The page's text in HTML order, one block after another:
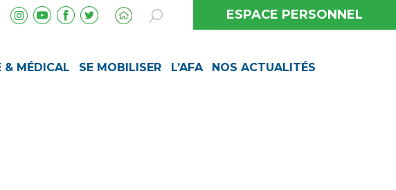
ESPACE PERSONNEL
& MÉDICAL SE MOBILISER L’AFA NOS ACTUALITÉS